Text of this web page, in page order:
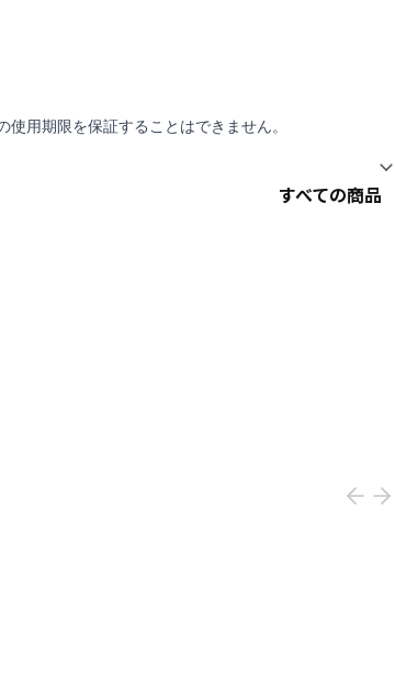
用期限を保証することはできません。
すべての商品